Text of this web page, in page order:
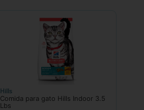
Hills
Comida para gato Hills Indoor 3.5
Lbs